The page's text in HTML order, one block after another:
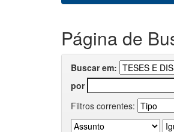
Página de
Buscar em:
por
Filtros correntes: